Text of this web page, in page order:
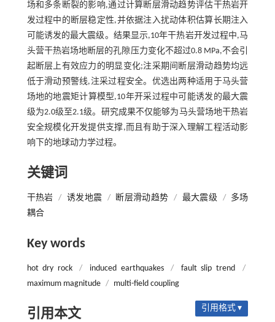
场和多条断裂的影响,通过计算断层滑动趋势评估干热岩开
发过程中的断层稳定性,并依据注入扰动体积估算长期注入
可能诱发的最大震级。结果显示,10年干热岩开发过程中,马
头营干热岩场地断层的孔隙压力变化不超过0.8 MPa,不会引
起断层上有效应力的明显变化;注采期间断层滑动趋势均远
低于滑动预警线,注采过程安全。优选出两种适用于马头营
场地的地震矩计算模型,10年开采过程中可能诱发的最大震
级为2.0级至2.1级。研究成果不仅能够为马头营场地干热岩
安全规模化开发提供支撑,而且有助于深入理解工程活动影
响下的地球动力学过程。
关键词
干热岩 / 诱发地震 / 断层滑动趋势 / 最大震级 /
多场
耦合
Key words
hot dry rock / induced earthquakes / fault slip trend
/
maximum magnitude / multi-field coupling
引用本文 引用格式 ▾